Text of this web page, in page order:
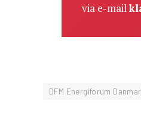
via e-mail
DFM Energiforum